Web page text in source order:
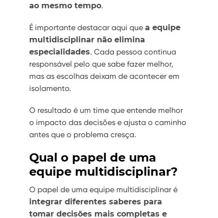
ao mesmo tempo.
É importante destacar aqui que a equipe
multidisciplinar não elimina
especialidades. Cada pessoa continua
responsável pelo que sabe fazer melhor,
mas as escolhas deixam de acontecer em
isolamento.
O resultado é um time que entende melhor
o impacto das decisões e ajusta o caminho
antes que o problema cresça.
Qual o papel de uma
equipe multidisciplinar?
O papel de uma equipe multidisciplinar é
integrar diferentes saberes para
tomar decisões mais completas e